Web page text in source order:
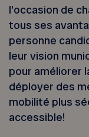
l’occasion de
tous ses
personne
leur vision
pour améliorer
déployer des
mobilité plus
accessible!